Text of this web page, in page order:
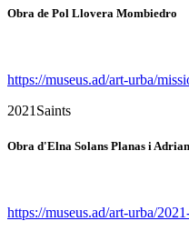
Obra de Pol Llovera Mombiedro
https://museus.ad/art-urba/
2021Saints
Obra d'Elna Solans Planas i
https://museus.ad/art-urba/